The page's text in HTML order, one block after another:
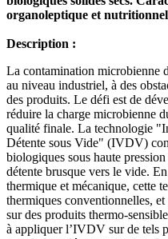
organoleptique et
Description :
La contamination microbienne
au niveau industriel, à des
des produits. Le défi est de
réduire la charge microbienne
qualité finale. La technologie
Détente sous Vide" (IVDV)
biologiques sous haute
détente brusque vers le vide.
thermique et mécanique, cette
thermiques conventionnelles,
sur des produits thermo-
à appliquer l’IVDV sur de tels